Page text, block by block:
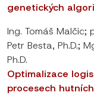
genetických
Ing. Tomáš Malčic;
Petr Besta, Ph.D.;
Ph.D.
Optimalizace
procesech